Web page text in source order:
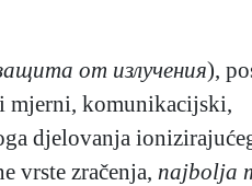
от излучения),
mjerni, komunikacijski,
djelovanja
vrste zračenja, najbolja